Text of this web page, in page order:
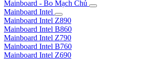
Mainboard - Bo Mạch Chủ
Mainboard Intel
Mainboard Intel Z890
Mainboard Intel B860
Mainboard Intel Z790
Mainboard Intel B760
Mainboard Intel Z690